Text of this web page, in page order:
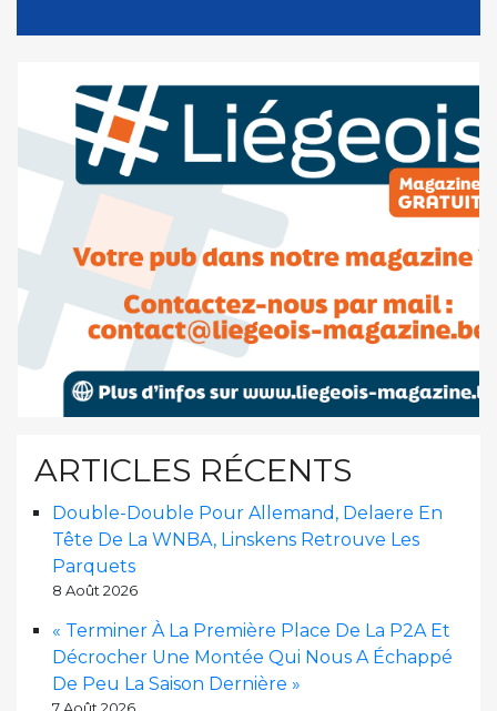
ARTICLES RÉCENTS
Double-Double Pour Allemand, Delaere En
Tête De La WNBA, Linskens Retrouve Les
Parquets
8 Août 2026
« Terminer À La Première Place De La P2A Et
Décrocher Une Montée Qui Nous A Échappé
De Peu La Saison Dernière »
7 Août 2026